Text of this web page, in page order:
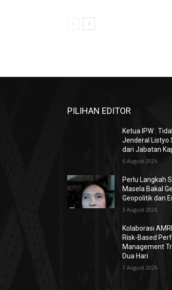
PILIHAN EDITOR
Ketua IPW :
Jenderal Listyo
dari Jabatan
6 August 2026
Perlu Langkah
Masela Bakal
Geopolitik dan
3 August 2026
Kolaborasi
Risk-Based
Management
Dua Hari
7 August 2026